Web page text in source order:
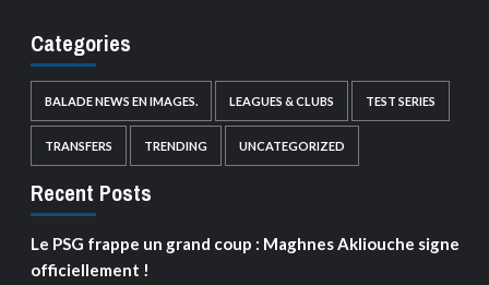
Categories
BALADE NEWS EN IMAGES. LEAGUES & CLUBS TEST SERIES
TRANSFERS TRENDING UNCATEGORIZED
Recent Posts
Le PSG frappe un grand coup : Maghnes Akliouche signe
officiellement !